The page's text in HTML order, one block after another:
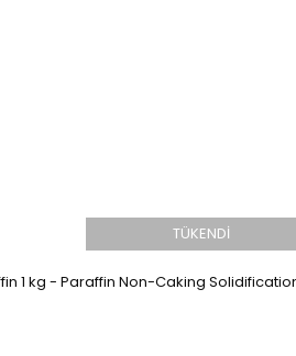
TÜKENDİ
1 kg - Paraffin Non-Caking